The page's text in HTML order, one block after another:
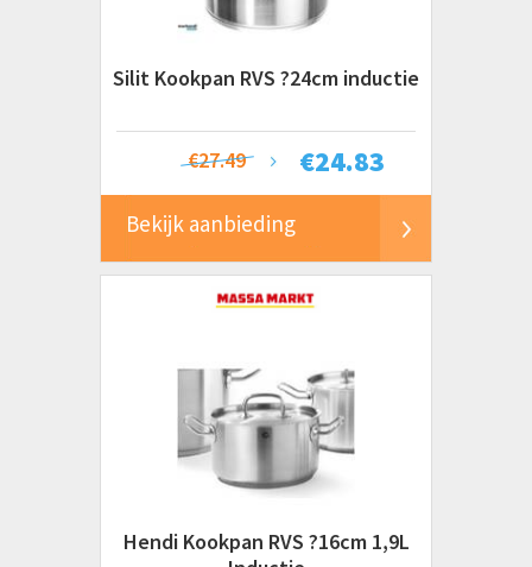
Silit Kookpan RVS ?24cm inductie
€24.83
€27.49
Bekijk aanbieding
Hendi Kookpan RVS ?16cm 1,9L